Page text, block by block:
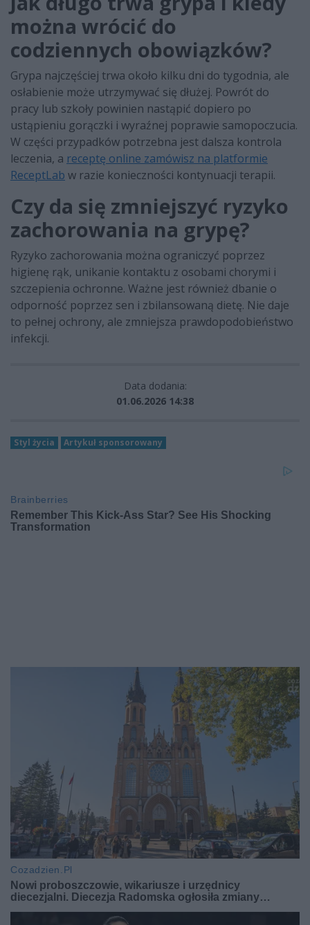
można wrócić do
codziennych obowiązków?
Grypa najczęściej trwa około kilku dni do tygodnia, ale
osłabienie może utrzymywać się dłużej. Powrót do
pracy lub szkoły powinien nastąpić dopiero po
ustąpieniu gorączki i wyraźnej poprawie samopoczucia.
W części przypadków potrzebna jest dalsza kontrola
leczenia, a receptę online zamówisz na platformie
ReceptLab w razie konieczności kontynuacji terapii.
Czy da się zmniejszyć ryzyko
zachorowania na grypę?
Ryzyko zachorowania można ograniczyć poprzez
higienę rąk, unikanie kontaktu z osobami chorymi i
szczepienia ochronne. Ważne jest również dbanie o
odporność poprzez sen i zbilansowaną dietę. Nie daje
to pełnej ochrony, ale zmniejsza prawdopodobieństwo
infekcji.
Data dodania:
01.06.2026 14:38
Styl życia Artykuł sponsorowany